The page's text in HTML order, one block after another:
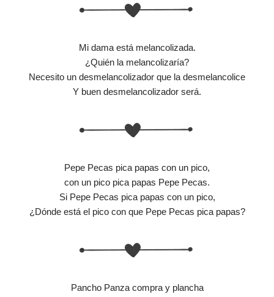
Mi dama está melancolizada.
¿Quién la melancolizaría?
Necesito un desmelancolizador que la desmelancolice
Y buen desmelancolizador será.
Pepe Pecas pica papas con un pico,
con un pico pica papas Pepe Pecas.
Si Pepe Pecas pica papas con un pico,
¿Dónde está el pico con que Pepe Pecas pica papas?
Pancho Panza compra y plancha